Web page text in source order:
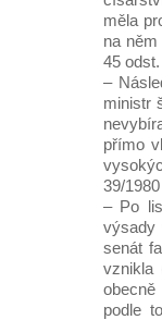
měla
na
45
–
ministr
přímo
39/
– Po
výsady
senát
vznikla
podle